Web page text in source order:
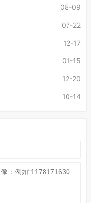
08-09
07-22
12-17
01-15
12-20
10-14